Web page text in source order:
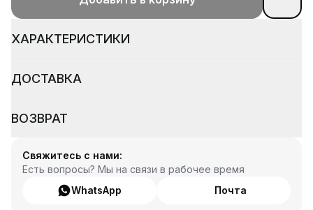
ХАРАКТЕРИСТИКИ
ДОСТАВКА
ВОЗВРАТ
Свяжитесь с нами:
Есть вопросы? Мы на связи в рабочее время
WhatsApp
Почта